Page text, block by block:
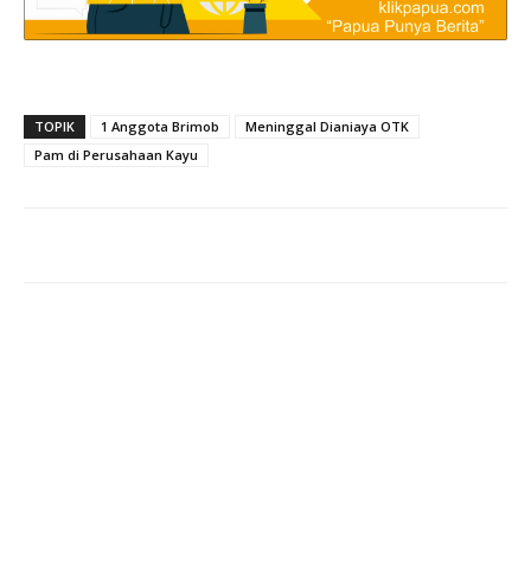
TOPIK 1 Anggota Brimob
Meninggal Dianiaya OTK
Pam di Perusahaan Kayu